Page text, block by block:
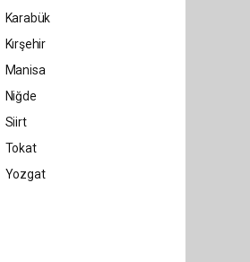
Karabük
Kırşehir
Manisa
Niğde
Siirt
Tokat
Yozgat